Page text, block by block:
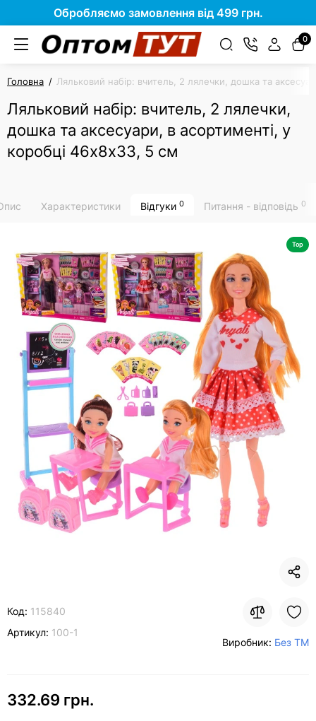
Обробляємо замовлення від 499 грн.
0
Головна Ляльковий набір: вчитель, 2 лялечки, дошка та
Ляльковий набір: вчитель, 2 лялечки,
дошка та аксесуари, в асортименті, у
коробці 46х8х33, 5 см
Характеристики Відгуки 0 Питання - відповідь 0
Top
Код: 115840
Артикул: 100-1
Виробник: Без ТМ
332.69 грн.